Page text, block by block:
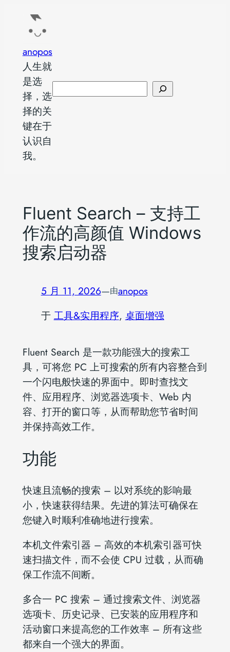
anopos
人生就
是选
择，选
择的关
键在于
认识自
我。
索
Fluent Search – 支持工
作流的高颜值 Windows
搜索启动器
5 月 11, 2026—由anopos
于 工具&实用程序, 桌面增强
Fluent Search 是一款功能强大的搜索工
具，可将您 PC 上可搜索的所有内容整合到
一个闪电般快速的界面中。即时查找文
件、应用程序、浏览器选项卡、Web 内
容、打开的窗口等，从而帮助您节省时间
并保持高效工作。
功能
快速且流畅的搜索 – 以对系统的影响最
小，快速获得结果。先进的算法可确保在
您键入时顺利准确地进行搜索。
本机文件索引器 – 高效的本机索引器可快
速扫描文件，而不会使 CPU 过载，从而确
保工作流不间断。
多合一 PC 搜索 – 通过搜索文件、浏览器
选项卡、历史记录、已安装的应用程序和
活动窗口来提高您的工作效率 – 所有这些
都来自一个强大的界面。